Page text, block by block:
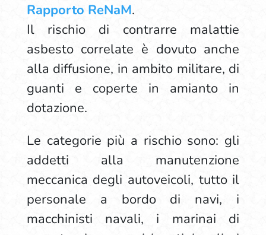
Rapporto ReNaM.
Il rischio di contrarre malattie
asbesto correlate è dovuto anche
alla diffusione, in ambito militare, di
guanti e coperte in amianto in
dotazione.
Le categorie più a rischio sono: gli
addetti alla manutenzione
meccanica degli autoveicoli, tutto il
personale a bordo di navi, i
macchinisti navali, i marinai di